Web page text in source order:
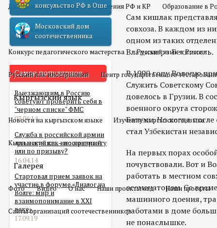
Двойное гражданство Отношения РФ и КР Образование в
Русский язык
Конкурс педагогического мастерства Русский язык в России
Русский как иностранный Центр государственного
Кыргызский язык
Новости на кыргызском языке Изучение кыргызского языка
Кыргызский как иностранный
Галерея
Фото Видео О нас Наши проекты олд Наши проекты
Сайты организаций соотечественников
консульство РФ в Оше
Московский дом
соотечественника
Самое популярное
Выезжающим в Россию
советуют проверить себя в
"черном списке" ФМС
03.06.14
Служба в российской армии
для мигранта – по контракту
или по призыву?
16.04.14
Стартовал прием заявок на
участие в форуме «Диалог на
Волге: мир и
взаимопонимание в XXI
веке»
17.09.19
Сам кишлак
совхоза. В каждом из
одном из таких
Владимира Беквиноль.
В 1990 году Володю
Служить Советскому
довелось в Грузии. В
военного округа
Батуми. Но когда
стал Узбекистан
На первых порах
почувствовали. Вот и
работать в местном
осеменатором. Со
машинного доения,
работами в доме
не понаслышке.